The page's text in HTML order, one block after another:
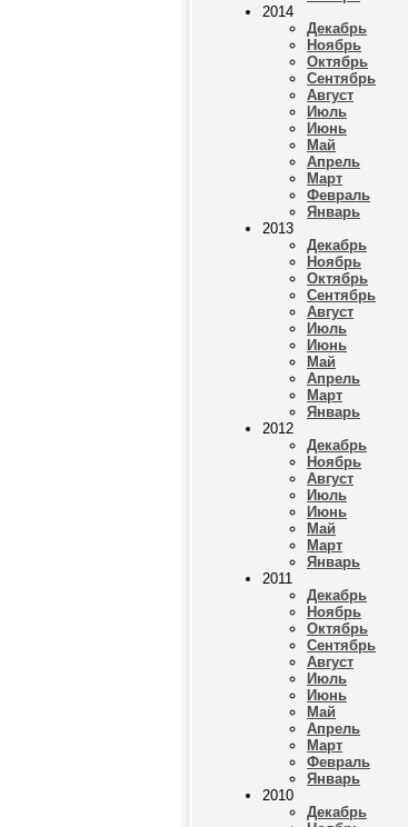
2014
Декабрь
Ноябрь
Октябрь
Сентябрь
Август
Июль
Июнь
Май
Апрель
Март
Февраль
Январь
2013
Декабрь
Ноябрь
Октябрь
Сентябрь
Август
Июль
Июнь
Май
Апрель
Март
Январь
2012
Декабрь
Ноябрь
Август
Июль
Июнь
Май
Март
Январь
2011
Декабрь
Ноябрь
Октябрь
Сентябрь
Август
Июль
Июнь
Май
Апрель
Март
Февраль
Январь
2010
Декабрь